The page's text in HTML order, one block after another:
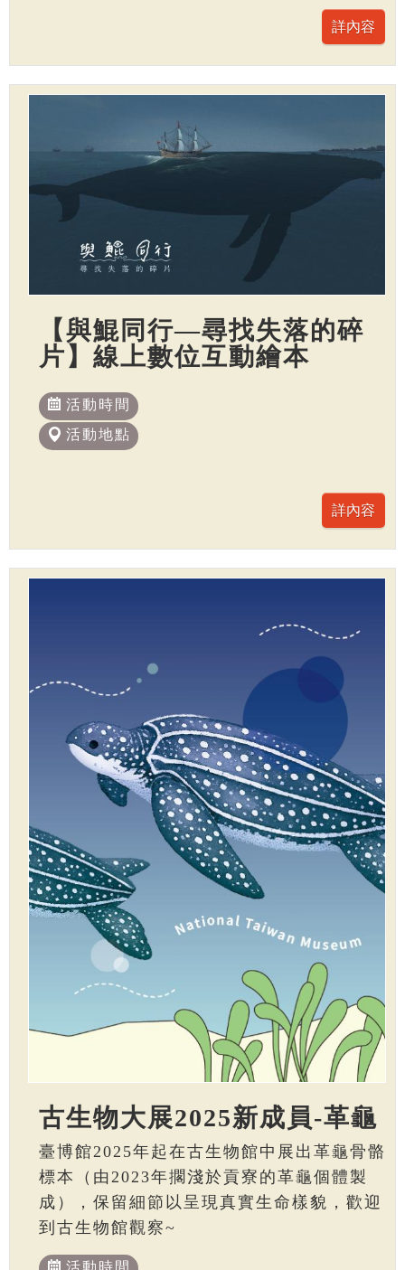
【與鯤同行—尋找失落的碎
片】線上數位互動繪本
活動時間
活動地點
古生物大展2025新成員-革龜
臺博館2025年起在古生物館中展出革龜骨骼
標本（由2023年擱淺於貢寮的革龜個體製
成），保留細節以呈現真實生命樣貌，歡迎
到古生物館觀察~